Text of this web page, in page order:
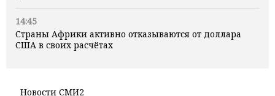
14:45
Страны Африки активно отказываются от доллара
США в своих расчётах
Новости СМИ2